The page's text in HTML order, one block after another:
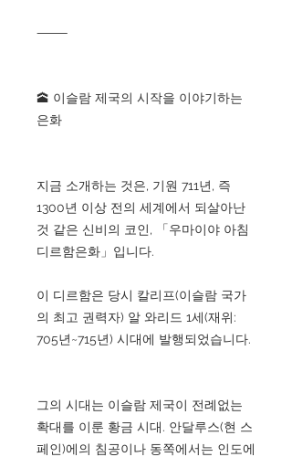
⸻
🕋 이슬람 제국의 시작을 이야기하는
은화
지금 소개하는 것은, 기원 711년, 즉
1300년 이상 전의 세계에서 되살아난
것 같은 신비의 코인, 「우마이야 아침
디르함은화」입니다.
이 디르함은 당시 칼리프(이슬람 국가
의 최고 권력자) 알 와리드 1세(재위:
705년~715년) 시대에 발행되었습니다.
그의 시대는 이슬람 제국이 전례없는
확대를 이룬 황금 시대. 안달루스(현 스
페인)에의 침공이나 동쪽에서는 인도에